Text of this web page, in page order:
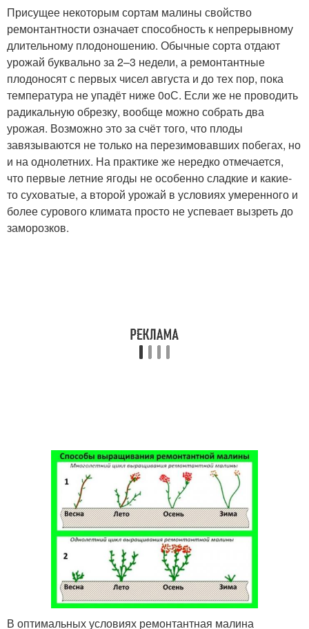
Присущее некоторым сортам малины свойство
ремонтантности означает способность к непрерывному
длительному плодоношению. Обычные сорта отдают
урожай буквально за 2–3 недели, а ремонтантные
плодоносят с первых чисел августа и до тех пор, пока
температура не упадёт ниже 0оС. Если же не проводить
радикальную обрезку, вообще можно собрать два
урожая. Возможно это за счёт того, что плоды
завязываются не только на перезимовавших побегах, но
и на однолетних. На практике же нередко отмечается,
что первые летние ягоды не особенно сладкие и какие-
то суховатые, а второй урожай в условиях умеренного и
более сурового климата просто не успевает вызреть до
заморозков.
В оптимальных условиях ремонтантная малина